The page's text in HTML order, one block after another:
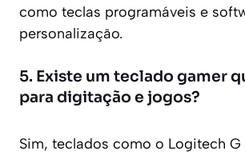
como teclas programáveis e
personalização.
5. Existe um teclado gamer
para digitação e jogos?
Sim, teclados como o Logitech G